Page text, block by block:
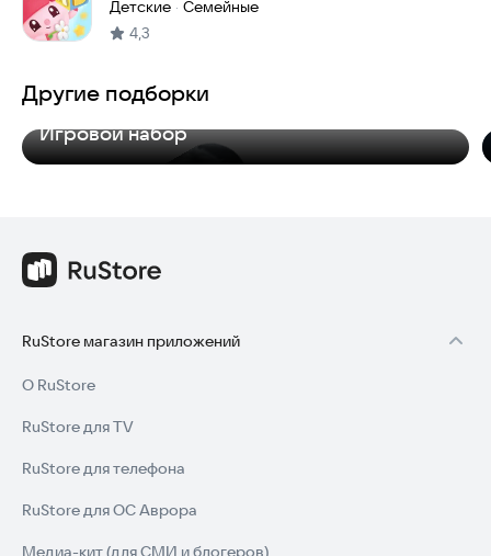
Детские · Семейные
4,3
Другие подборки
Игровой набор
RuStore магазин приложений
О RuStore
RuStore для TV
RuStore для телефона
RuStore для ОС Аврора
Медиа-кит (для СМИ и блогеров)